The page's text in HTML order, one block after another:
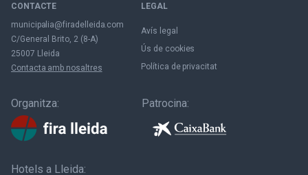
CONTACTE
municipalia@firadelleida.com
C/General Brito, 2 (8-A)
25007 Lleida
Contacta amb nosaltres
LEGAL
Avís legal
Ús de cookies
Política de privacitat
Organitza: Patrocina:
Hotels a Lleida: